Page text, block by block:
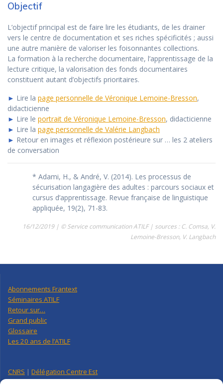
Objectif
L’objectif principal est de faire lire les étudiants, de les drainer
vers le centre de documentation et ses riches spécificités ; aussi
une autre manière de valoriser les foisonnantes collections.
La formation à la recherche documentaire, l’apprentissage de la
lecture critique, la valorisation des fonds documentaires
constituent autant d’objectifs prioritaires.
► Lire la page personnelle de Véronique Lemoine-Bresson,
didacticienne
► Lire le portrait de Véronique Lemoine-Bresson, didacticienne
► Lire la page personnelle de Valérie Langbach
► Retour en images et réflexion postérieure sur … les 2 ateliers
de conversation
* Adami, H., & André, V. (2014). Les processus de
sécurisation langagière des adultes : parcours sociaux et
cursus d’apprentissage. Revue française de linguistique
appliquée, 19(2), 71-83.
16/12/2019 | © Service communication ATILF | sources : C. Comsa, V.
Lemoine-Bresson, V. Langbach
Abonnements Frantext
Séminaires ATILF
Retour sur…
Grand public
Glossaire
Les 20 ans de l’ATILF
CNRS | Délégation Centre Est
Université de Lorraine